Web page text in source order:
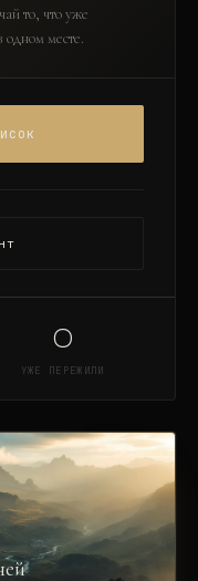
то, что уже
месте.
0
УЖЕ ПЕРЕЖИЛИ